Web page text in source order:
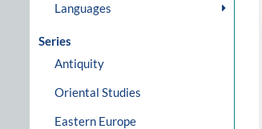
Languages
Series
Antiquity
Oriental Studies
Eastern Europe